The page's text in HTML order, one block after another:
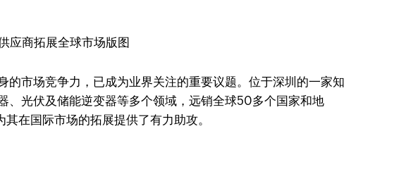
市场竞争力，已成为业界关注的重要议题。位于深圳的一家知
、光伏及储能逆变器等多个领域，远销全球50多个国家和地
在国际市场的拓展提供了有力助攻。